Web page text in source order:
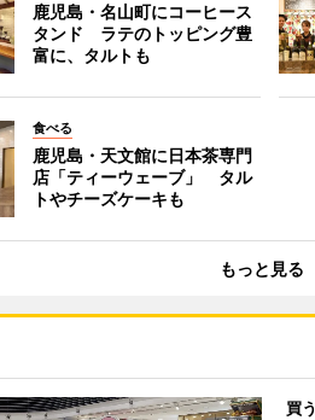
鹿児島・名山町にコーヒース
タンド ラテのトッピング豊
富に、タルトも
食べる
鹿児島・天文館に日本茶専門
店「ティーウェーブ」 タル
トやチーズケーキも
もっと見る
買う